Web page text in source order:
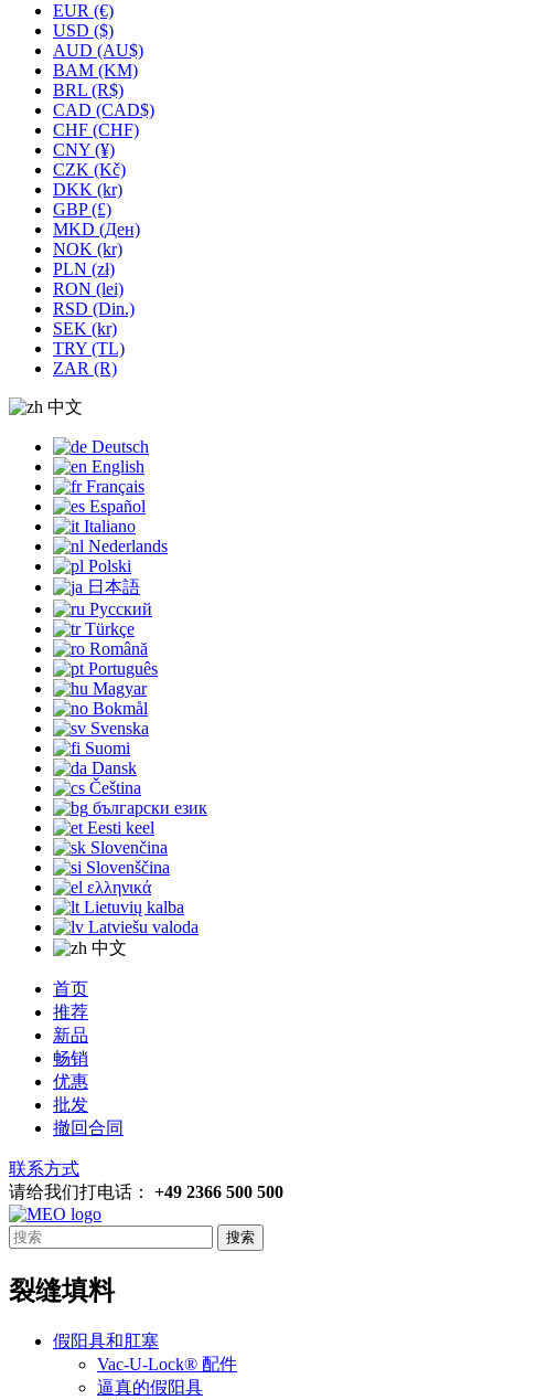
EUR (€)
USD ($)
AUD (AU$)
BAM (KM)
BRL (R$)
CAD (CAD$)
CHF (CHF)
CNY (¥)
CZK (Kč)
DKK (kr)
GBP (£)
MKD (Ден)
NOK (kr)
PLN (zł)
RON (lei)
RSD (Din.)
SEK (kr)
TRY (TL)
ZAR (R)
中文
Deutsch
English
Français
Español
Italiano
Nederlands
Polski
日本語
Русский
Türkçe
Română
Português
Magyar
Bokmål
Svenska
Suomi
Dansk
Čeština
български език
Eesti keel
Slovenčina
Slovenščina
ελληνικά
Lietuvių kalba
Latviešu valoda
中文
首页
推荐
新品
畅销
优惠
批发
撤回合同
联系方式
请给我们打电话： +49 2366 500 500
搜索
裂缝填料
假阳具和肛塞
Vac-U-Lock® 配件
逼真的假阳具